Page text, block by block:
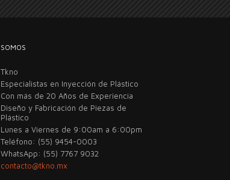
SOMOS
Tkno
Especialistas en Inyección de Plástico
Con más de 20 Años de Experiencia
Diseño y Fabricación de Piezas de
Plástico
Lunes a Viernes de 9:00am a 6:00pm
Teléfono: (55) 9454-0003
WhatsApp: (55) 7767 9032
contacto@tkno.mx